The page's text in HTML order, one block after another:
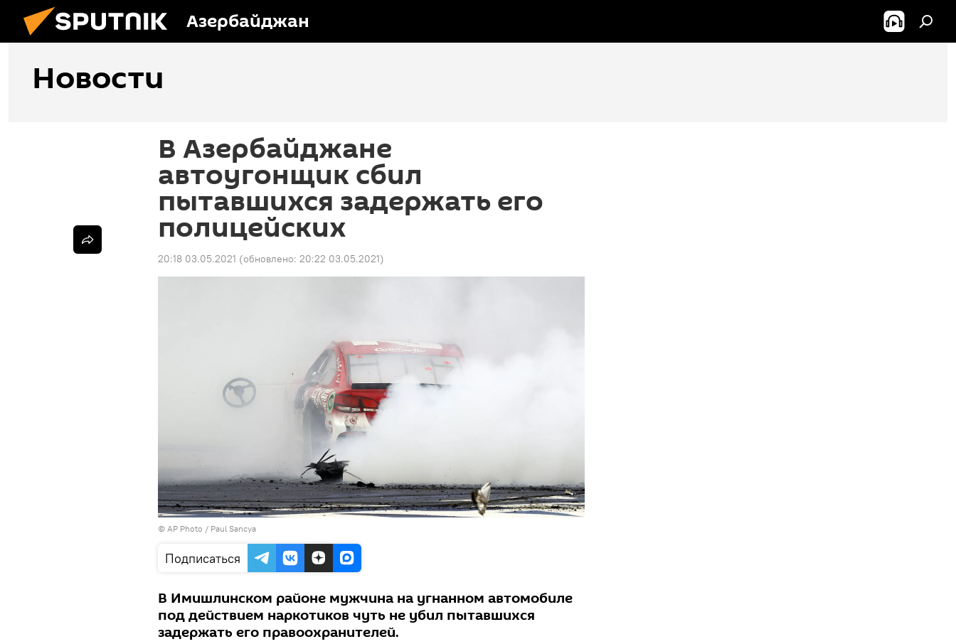
Азербайджан
Новости
В Азербайджане
автоугонщик сбил
пытавшихся задержать его
полицейских
20:18 03.05.2021 (обновлено: 20:22 03.05.2021)
© AP Photo / Paul Sancya
Подписаться
В Имишлинском районе мужчина на угнанном автомобиле
под действием наркотиков чуть не убил пытавшихся
задержать его правоохранителей.